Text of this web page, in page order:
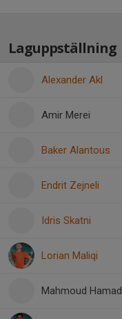
Laguppställning
Alexander Akl
Amir Merei
Baker Alantous
Endrit Zejneli
Idris Skatni
Lorian Maliqi
Mahmoud Hamad